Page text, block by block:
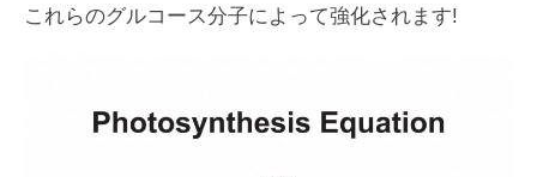
これらのグルコース分子によって強化されます!